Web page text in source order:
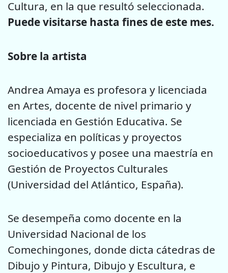
Cultura, en la que resultó seleccionada.
Puede visitarse hasta fines de este mes.
Sobre la artista
Andrea Amaya es profesora y licenciada
en Artes, docente de nivel primario y
licenciada en Gestión Educativa. Se
especializa en políticas y proyectos
socioeducativos y posee una maestría en
Gestión de Proyectos Culturales
(Universidad del Atlántico, España).
Se desempeña como docente en la
Universidad Nacional de los
Comechingones, donde dicta cátedras de
Dibujo y Pintura, Dibujo y Escultura, e